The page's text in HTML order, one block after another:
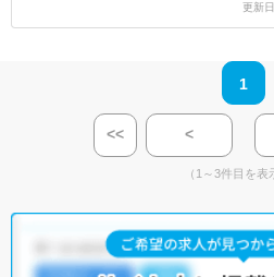
更新
1
<< <
（1～3件目を表